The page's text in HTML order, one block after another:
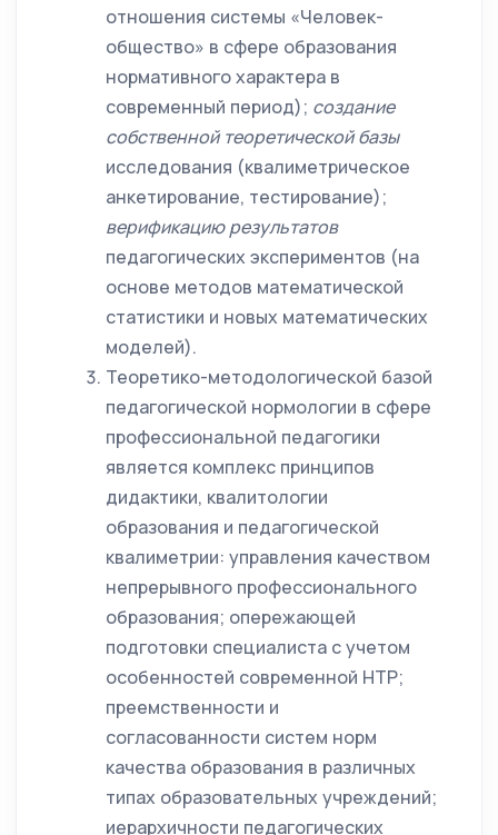
отношения системы «Человек-
общество» в сфере образования
нормативного характера в
современный период); создание
собственной теоретической базы
исследования (квалиметрическое
анкетирование, тестирование);
верификацию результатов
педагогических экспериментов (на
основе методов математической
статистики и новых математических
моделей).
Теоретико-методологической базой
педагогической нормологии в сфере
профессиональной педагогики
является комплекс принципов
дидактики, квалитологии
образования и педагогической
квалиметрии: управления качеством
непрерывного профессионального
образования; опережающей
подготовки специалиста с учетом
особенностей современной НТР;
преемственности и
согласованности систем норм
качества образования в различных
типах образовательных учреждений;
иерархичности педагогических